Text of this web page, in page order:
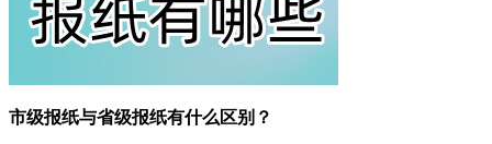
市级报纸与省级报纸有什么区别？